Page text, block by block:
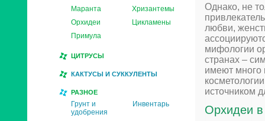
Маранта
Хризантемы
Орхидеи
Цикламены
Примула
ЦИТРУСЫ
КАКТУСЫ И СУККУЛЕНТЫ
РАЗНОЕ
Грунт и
удобрения
Инвентарь
Однако, не
любви,
мифологии
странах –
имеют много
источником
Орхидеи